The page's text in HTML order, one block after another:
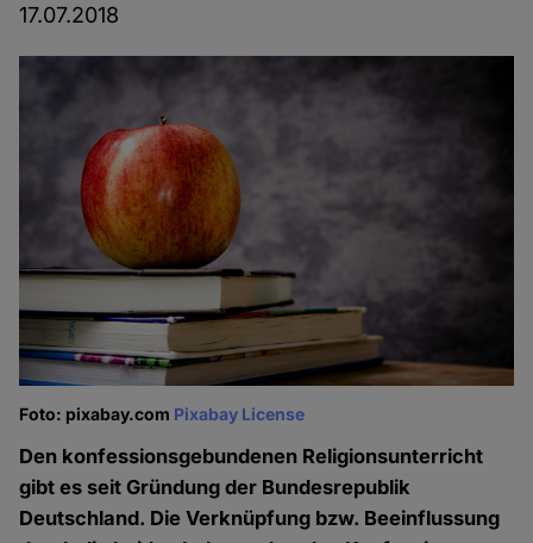
17.07.2018
Foto: pixabay.com Pixabay License
Den konfessionsgebundenen Religionsunterricht
gibt es seit Gründung der Bundesrepublik
Deutschland. Die Verknüpfung bzw. Beeinflussung